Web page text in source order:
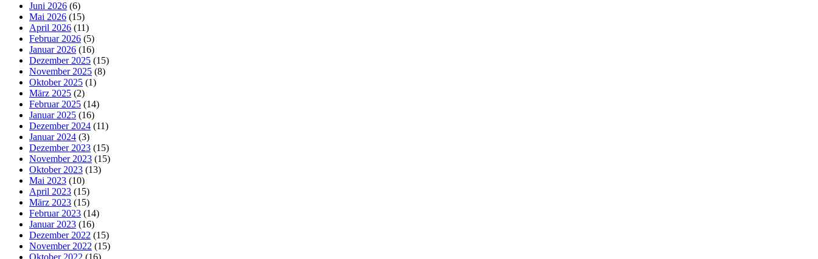
Juni 2026 (6)
Mai 2026 (15)
April 2026 (11)
Februar 2026 (5)
Januar 2026 (16)
Dezember 2025 (15)
November 2025 (8)
Oktober 2025 (1)
März 2025 (2)
Februar 2025 (14)
Januar 2025 (16)
Dezember 2024 (11)
Januar 2024 (3)
Dezember 2023 (15)
November 2023 (15)
Oktober 2023 (13)
Mai 2023 (10)
April 2023 (15)
März 2023 (15)
Februar 2023 (14)
Januar 2023 (16)
Dezember 2022 (15)
November 2022 (15)